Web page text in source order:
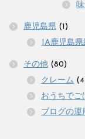
鹿児島県 (1)
JA鹿児島県
その他 (80)
クレーム
おうちでご
ブログの運